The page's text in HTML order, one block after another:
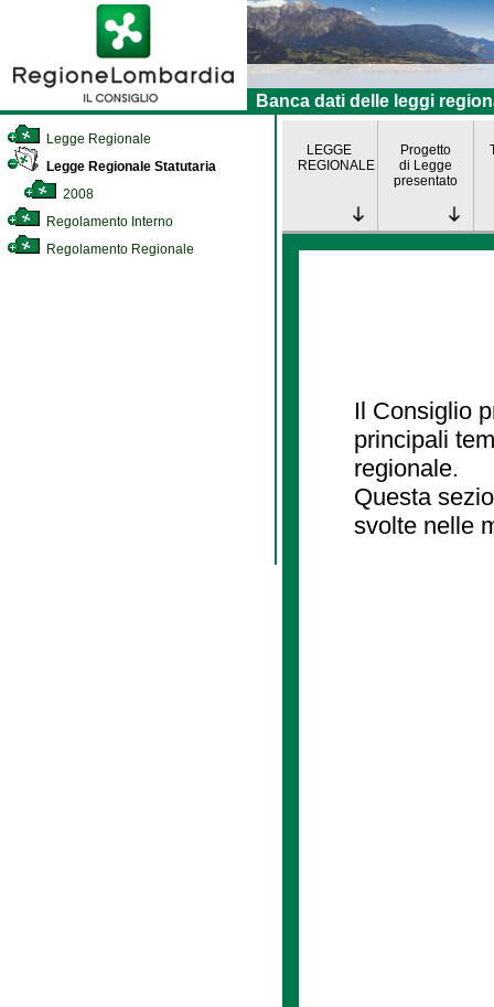
Banca dati delle leggi
Legge Regionale
Legge Regionale Statutaria
2008
Regolamento Interno
Regolamento Regionale
LEGGE
REGIONALE
Progetto
di Legge
presentato
Il Consiglio
principali
regionale.
Questa
svolte nelle